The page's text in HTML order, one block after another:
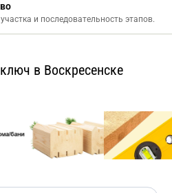
и последовательность этапов.
в Воскресенске